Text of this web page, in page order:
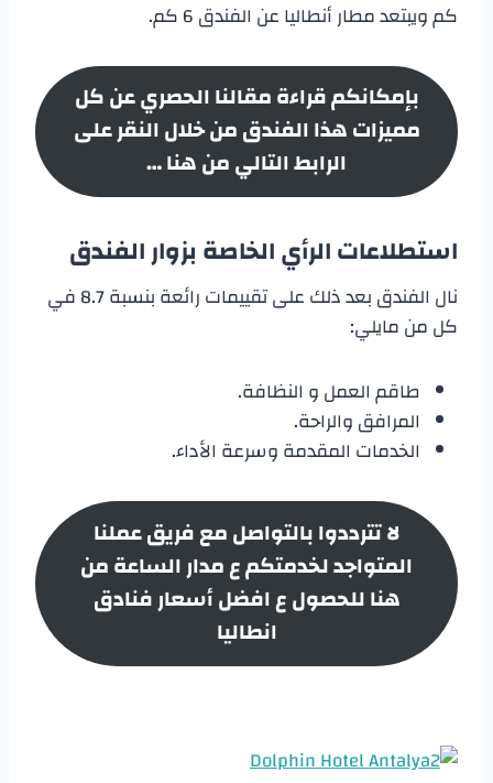
كم ويبتعد مطار أنطاليا عن الفندق 6 كم.
بإمكانكم قراءة مقالنا الحصري عن كل
مميزات هذا الفندق من خلال النقر على
الرابط التالي من هنا …
استطلاعات الرأي الخاصة بزوار الفندق
نال الفندق بعد ذلك على تقييمات رائعة بنسبة 8.7 في
كل من مايلي:
طاقم العمل و النظافة.
المرافق والراحة.
الخدمات المقدمة وسرعة الأداء.
لا تترددوا بالتواصل مع فريق عملنا
المتواجد لخدمتكم ع مدار الساعة من
هنا للحصول ع افضل أسعارفنادق
انطاليا